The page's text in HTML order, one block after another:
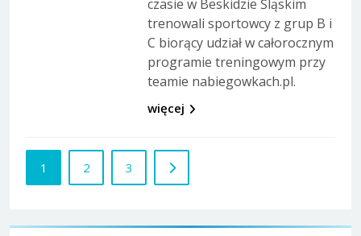
czasie w Beskidzie Śląskim
trenowali sportowcy z grup B i
C biorący udział w całorocznym
programie treningowym przy
teamie nabiegowkach.pl.
więcej
1 2 3